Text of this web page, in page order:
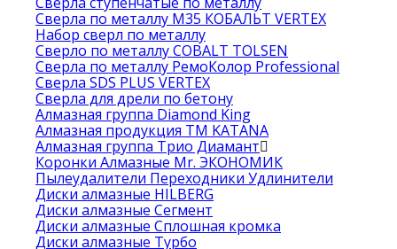
Сверла по металлу М35 КОБАЛЬТ VERTEX
Набор сверл по металлу
Сверло по металлу COBALT TOLSEN
Сверла по металлу РемоКолор Professional
Сверла SDS PLUS VERTEX
Сверла для дрели по бетону
Алмазная группа Diamond King
Алмазная продукция ТМ KATANA
Алмазная группа Трио Диамант
Коронки Алмазные Mr. ЭКОНОМИК
Пылеудалители Переходники Удлинители
Диски алмазные HILBERG
Диски алмазные Сегмент
Диски алмазные Сплошная кромка
Диски алмазные Турбо